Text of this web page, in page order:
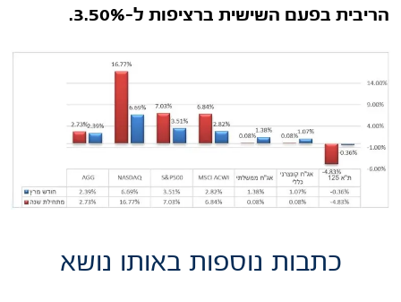
הריבית בפעם השישית ברציפות ל-3.50%.
כתבות נוספות באותו נושא